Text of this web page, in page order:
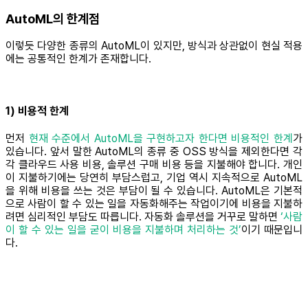
AutoML의 한계점
이렇듯 다양한 종류의 AutoML이 있지만, 방식과 상관없이 현실 적용
에는 공통적인 한계가 존재합니다.
1) 비용적 한계
먼저 현재 수준에서 AutoML을 구현하고자 한다면 비용적인 한계가
있습니다. 앞서 말한 AutoML의 종류 중 OSS 방식을 제외한다면 각
각 클라우드 사용 비용, 솔루션 구매 비용 등을 지불해야 합니다. 개인
이 지불하기에는 당연히 부담스럽고, 기업 역시 지속적으로 AutoML
을 위해 비용을 쓰는 것은 부담이 될 수 있습니다. AutoML은 기본적
으로 사람이 할 수 있는 일을 자동화해주는 작업이기에 비용을 지불하
려면 심리적인 부담도 따릅니다. 자동화 솔루션을 거꾸로 말하면 ‘사람
이 할 수 있는 일을 굳이 비용을 지불하며 처리하는 것’이기 때문입니
다.